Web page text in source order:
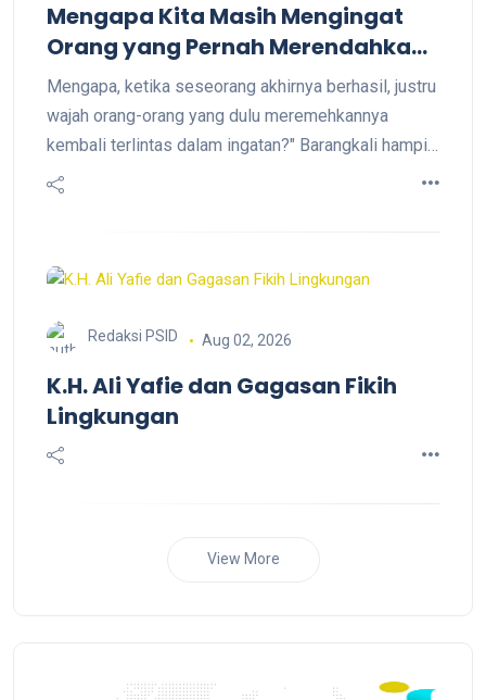
Mengapa Kita Masih Mengingat
Orang yang Pernah Merendahkan
Kita?
Mengapa, ketika seseorang akhirnya berhasil, justru
wajah orang-orang yang dulu meremehkannya
kembali terlintas dalam ingatan?" Barangkali hampir
setiap orang pernah mengalami hal ini. Ketika cita-
baik, tiba-tiba ingatan membawa kita kembali pada
masa ketika diremehkan, ditolak.
Redaksi PSID Aug 02, 2026
K.H. Ali Yafie dan Gagasan Fikih
Lingkungan
View More